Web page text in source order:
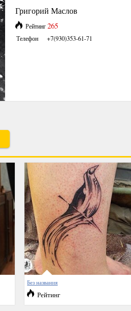
Григорий Маслов
Рейтинг265
Телефон +7(930)353-61-71
Без названия
Рейтинг